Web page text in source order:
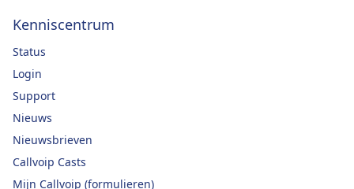
Kenniscentrum
Status
Login
Support
Nieuws
Nieuwsbrieven
Callvoip Casts
Mijn Callvoip (formulieren)